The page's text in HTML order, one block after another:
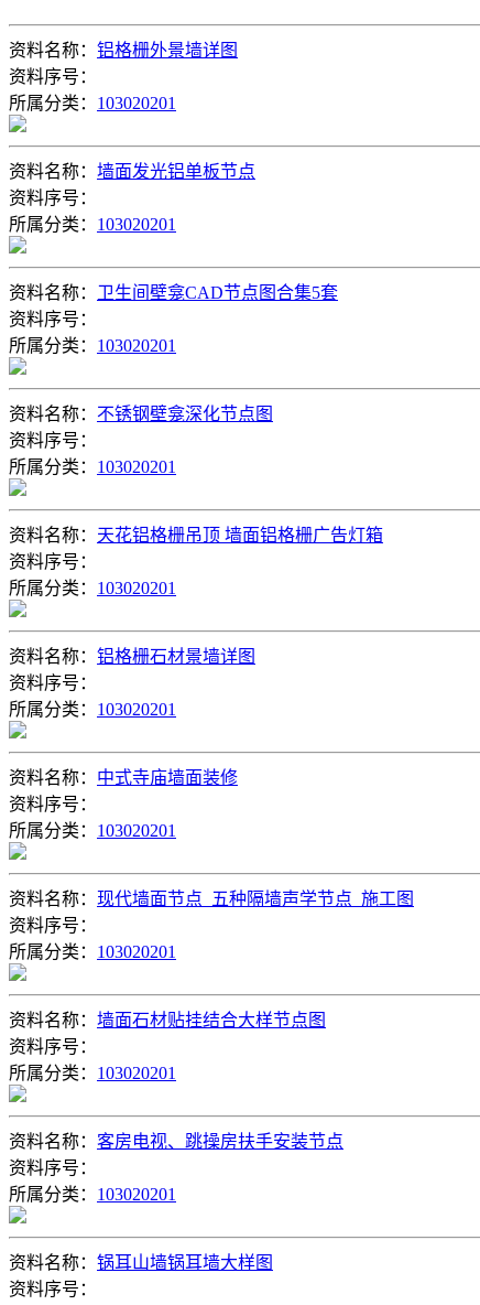
资料名称： 铝格栅外景墙详图
资料序号：
所属分类： 103020201
资料名称： 墙面发光铝单板节点
资料序号：
所属分类： 103020201
资料名称： 卫生间壁龛CAD节点图合集5套
资料序号：
所属分类： 103020201
资料名称： 不锈钢壁龛深化节点图
资料序号：
所属分类： 103020201
资料名称： 天花铝格栅吊顶 墙面铝格栅广告灯箱
资料序号：
所属分类： 103020201
资料名称： 铝格栅石材景墙详图
资料序号：
所属分类： 103020201
资料名称： 中式寺庙墙面装修
资料序号：
所属分类： 103020201
资料名称： 现代墙面节点_五种隔墙声学节点_施工图
资料序号：
所属分类： 103020201
资料名称： 墙面石材贴挂结合大样节点图
资料序号：
所属分类： 103020201
资料名称： 客房电视、跳操房扶手安装节点
资料序号：
所属分类： 103020201
资料名称： 锅耳山墙锅耳墙大样图
资料序号：